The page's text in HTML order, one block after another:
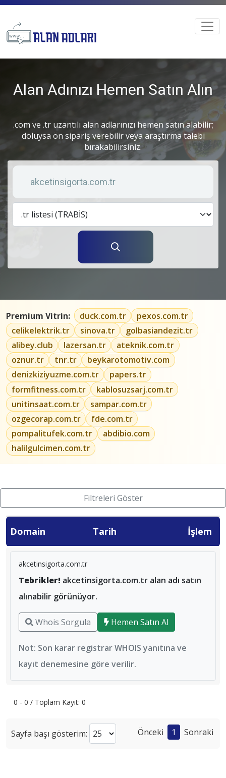
Alan Adınızı Hemen Satın Alın
.com ve .tr uzantılı alan adlarınızı hemen satın alabilir;
doluysa ön sipariş verebilir veya araştırma talebi
bırakabilirsiniz.
Anahtar kelime
Premium Vitrin: duck.com.tr
pexos.com.tr
celikelektrik.tr
sinova.tr
golbasiandezit.tr
alibey.club
lazersan.tr
ateknik.com.tr
oznur.tr
tnr.tr
beykarotomotiv.com
denizkiziyuzme.com.tr
papers.tr
formfitness.com.tr
kablosuzsarj.com.tr
unitinsaat.com.tr
sampar.com.tr
ozgecorap.com.tr
fde.com.tr
pompalitufek.com.tr
abdibio.com
halilgulcimen.com.tr
Filtreleri Göster
Domain Tarih İşlem
akcetinsigorta.com.tr
Tebrikler! akcetinsigorta.com.tr alan adı satın
alınabilir görünüyor.
Whois Sorgula Hemen Satın Al
Not: Son karar registrar WHOIS yanıtına ve
kayıt denemesine göre verilir.
0 - 0 / Toplam Kayıt: 0
Sayfa başı gösterim: Önceki 1 Sonraki